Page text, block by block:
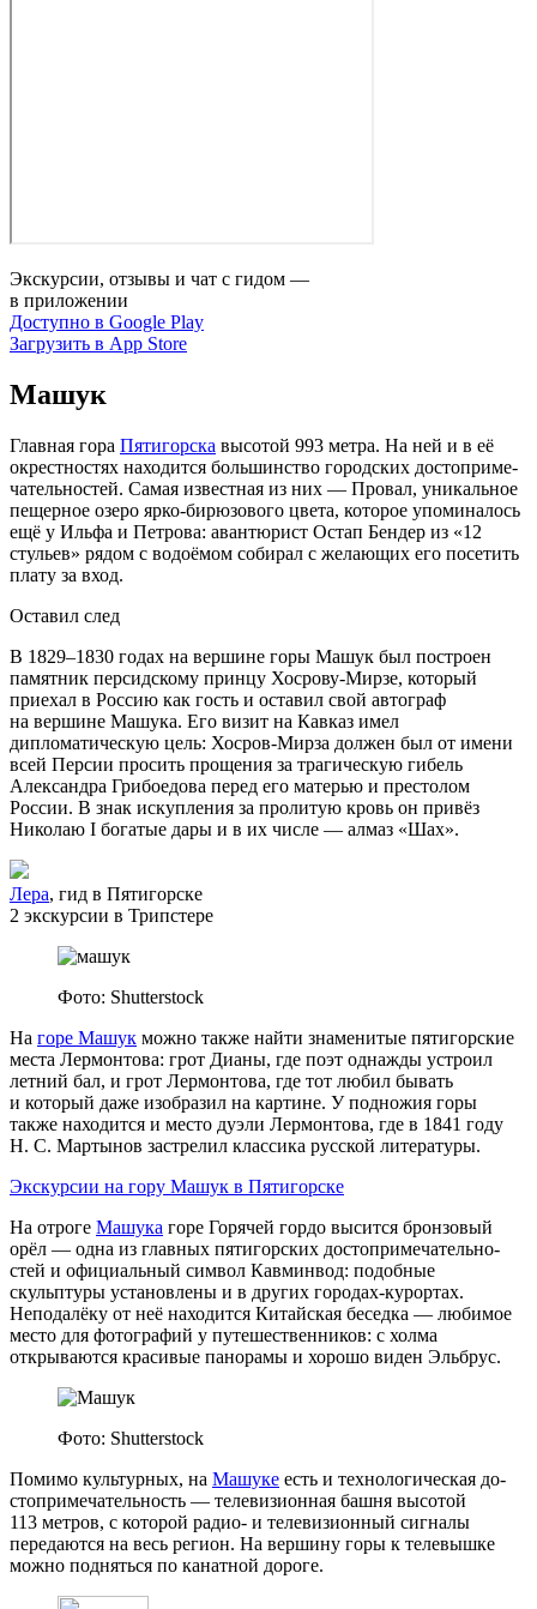
Экскурсии, отзывы и чат с гидом —
в приложении
Доступно в Google Play
Загрузить в App Store
Машук
Главная гора Пятигорска высотой 993 метра. На ней и в её
окрестностях находится большинство городских до­сто­при­ме­
ча­тель­но­стей. Самая известная из них — Провал, уникальное
пещерное озеро ярко-бирюзового цвета, которое упоминалось
ещё у Ильфа и Петрова: авантюрист Остап Бендер из «12
стульев» рядом с водоёмом собирал с желающих его посетить
плату за вход.
Оставил след
В 1829–1830 годах на вершине горы Машук был построен
памятник персидскому принцу Хосрову-Мирзе, который
приехал в Россию как гость и оставил свой автограф
на вершине Машука. Его визит на Кавказ имел
дипломатическую цель: Хосров-Мирза должен был от имени
всей Персии просить прощения за трагическую гибель
Александра Грибоедова перед его матерью и престолом
России. В знак искупления за пролитую кровь он привёз
Николаю I богатые дары и в их числе — алмаз «Шах».
Лера, гид в Пятигорске
2 экскурсии в Трипстере
Фото: Shutterstock
На горе Машук можно также найти знаменитые пятигорские
места Лермонтова: грот Дианы, где поэт однажды устроил
летний бал, и грот Лермонтова, где тот любил бывать
и который даже изобразил на картине. У подножия горы
также находится и место дуэли Лермонтова, где в 1841 году
Н. С. Мартынов застрелил классика русской литературы.
Экскурсии на гору Машук в Пятигорске
На отроге Машука горе Горячей гордо высится бронзовый
орёл — одна из главных пятигорских до­сто­при­ме­ча­тель­но­
стей и официальный символ Кавминвод: подобные
скульптуры установлены и в других городах-курортах.
Неподалёку от неё находится Китайская беседка — любимое
место для фотографий у путешественников: с холма
открываются красивые панорамы и хорошо виден Эльбрус.
Фото: Shutterstock
Помимо культурных, на Машуке есть и технологическая до­
сто­при­ме­ча­тель­но­сть — телевизионная башня высотой
113 метров, с которой радио- и телевизионный сигналы
передаются на весь регион. На вершину горы к телевышке
можно подняться по канатной дороге.